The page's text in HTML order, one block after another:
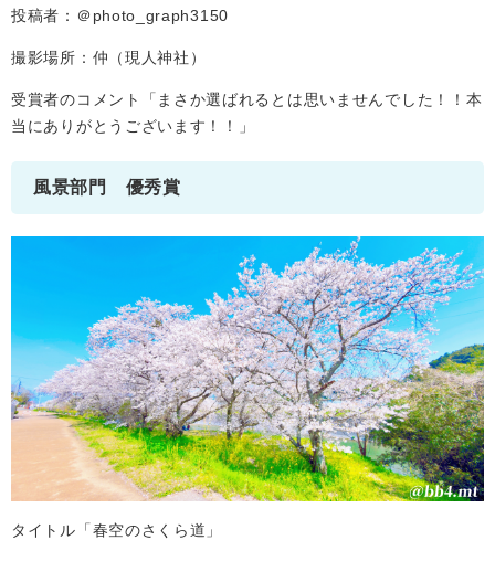
投稿者：＠photo_graph3150
撮影場所：仲（現人神社）
受賞者のコメント「まさか選ばれるとは思いませんでした！！本
当にありがとうございます！！」
風景部門 優秀賞
タイトル「春空のさくら道」